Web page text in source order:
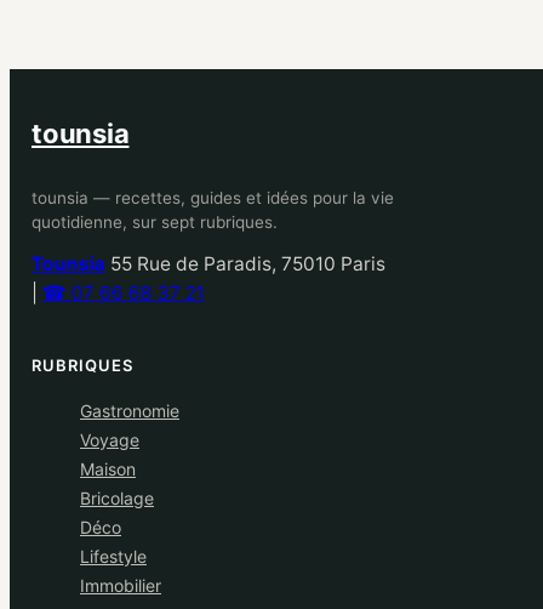
tounsia
tounsia — recettes, guides et idées pour la vie
quotidienne, sur sept rubriques.
Tounsia 55 Rue de Paradis, 75010 Paris
☎ 07 66 68 37 21
RUBRIQUES
Gastronomie
Voyage
Maison
Bricolage
Déco
Lifestyle
Immobilier